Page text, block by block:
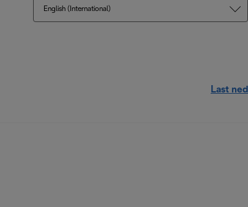
English (International)
Last ned